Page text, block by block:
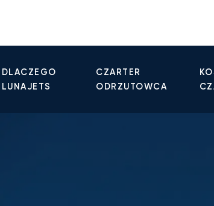
DLACZEGO
LUNAJETS
CZARTER
ODRZUTOWCA